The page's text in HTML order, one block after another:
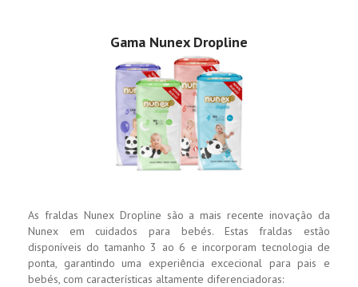
Gama Nunex Dropline
As fraldas Nunex Dropline são a mais recente inovação da
Nunex em cuidados para bebés. Estas fraldas estão
disponíveis do tamanho 3 ao 6 e incorporam tecnologia de
ponta, garantindo uma experiência excecional para pais e
bebés, com características altamente diferenciadoras: